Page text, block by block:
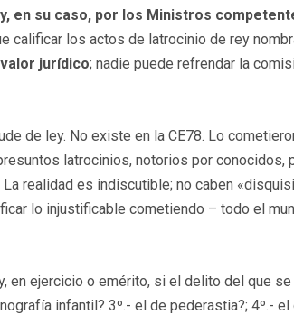
en su caso, por los Ministros
calificar los actos de latrocinio de rey
jurídico; nadie puede refrendar la
de ley. No existe en la CE78. Lo
latrocinios, notorios por conocidos,
realidad es indiscutible; no caben
lo injustificable cometiendo – todo el
en ejercicio o emérito, si el delito del que
infantil? 3º.- el de pederastia?; 4º.-